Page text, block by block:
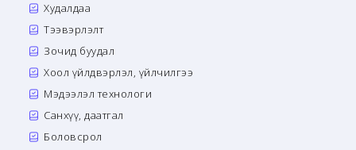
Худалдаа
Тээвэрлэлт
Зочид буудал
Хоол үйлдвэрлэл, үйлчилгээ
Мэдээлэл технологи
Санхүү, даатгал
Боловсрол